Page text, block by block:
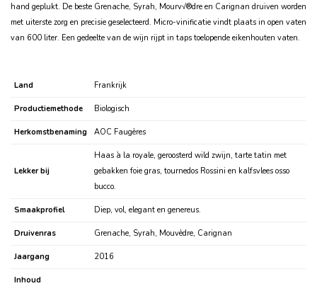
hand geplukt. De beste Grenache, Syrah, Mourv√®dre en Carignan druiven worden
met uiterste zorg en precisie geselecteerd. Micro-vinificatie vindt plaats in open vaten
van 600 liter. Een gedeelte van de wijn rijpt in taps toelopende eikenhouten vaten.
Land Frankrijk
Productiemethode Biologisch
Herkomstbenaming AOC Faugères
Lekker bij
Haas à la royale, geroosterd wild zwijn, tarte tatin met
gebakken foie gras, tournedos Rossini en kalfsvlees osso
bucco.
Smaakprofiel Diep, vol, elegant en genereus.
Druivenras Grenache, Syrah, Mouvèdre, Carignan
Jaargang 2016
Inhoud